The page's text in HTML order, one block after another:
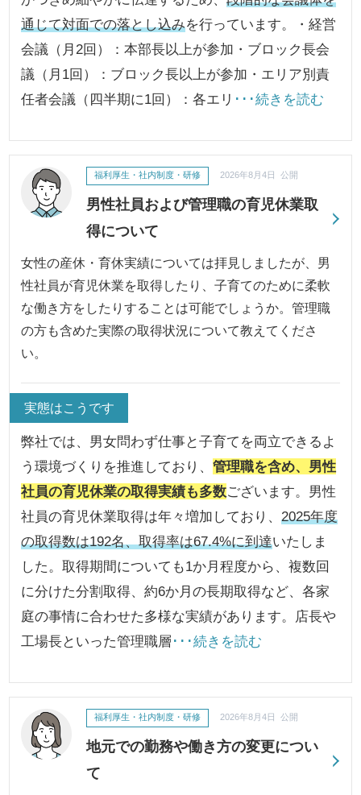
通じて対面での落とし込みを行っています。・経営
会議（月2回）：本部長以上が参加・ブロック長会
議（月1回）：ブロック長以上が参加・エリア別責
任者会議（四半期に1回）：各エリ ･･･続きを読む
男性社員および管理職の育児休業取
得について
福利厚生・社内制度・研修 2026年8月4日 公開
女性の産休・育休実績については拝見しましたが、男
性社員が育児休業を取得したり、子育てのために柔軟
な働き方をしたりすることは可能でしょうか。管理職
の方も含めた実際の取得状況について教えてくださ
い。
実態はこうです
弊社では、男女問わず仕事と子育てを両立できるよ
う環境づくりを推進しており、管理職を含め、男性
社員の育児休業の取得実績も多数ございます。男性
社員の育児休業取得は年々増加しており、2025年度
の取得数は192名、取得率は67.4%に到達いたしま
した。取得期間についても1か月程度から、複数回
に分けた分割取得、約6か月の長期取得など、各家
庭の事情に合わせた多様な実績があります。店長や
工場長といった管理職層 ･･･続きを読む
地元での勤務や働き方の変更につい
て
福利厚生・社内制度・研修 2026年8月4日 公開